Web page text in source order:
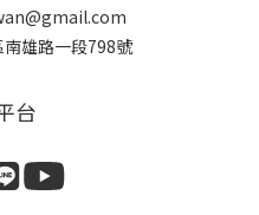
雄路一段798號
台